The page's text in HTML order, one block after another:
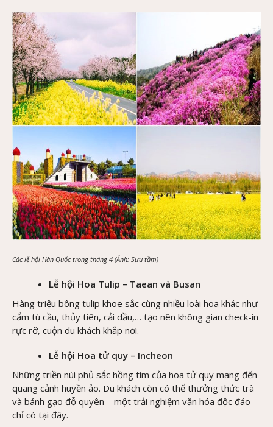
Các lễ hội Hàn Quốc trong tháng 4 (Ảnh: Sưu tầm)
Lễ hội Hoa Tulip – Taean và Busan
Hàng triệu bông tulip khoe sắc cùng nhiều loài hoa khác như
cẩm tú cầu, thủy tiên, cải dầu,… tạo nên không gian check-in
rực rỡ, cuộn du khách khắp nơi.
Lễ hội Hoa tử quy – Incheon
Những triền núi phủ sắc hồng tím của hoa tử quy mang đến
quang cảnh huyền ảo. Du khách còn có thể thưởng thức trà
và bánh gạo đỗ quyên – một trải nghiệm văn hóa độc đáo
chỉ có tại đây.